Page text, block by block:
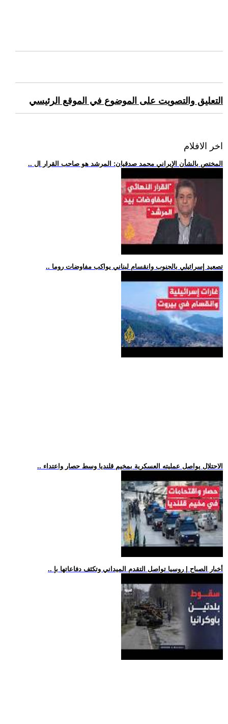
التعليق والتصويت على الموضوع في الموقع الرئيسي
اخر الافلام
.. المختص بالشأن الإيراني محمد صدقيان: المرشد هو صاحب القرار ال
.. تصعيد إسرائيلي بالجنوب وانقسام لبناني يواكب مفاوضات روما
.. الاحتلال يواصل عمليته العسكرية بمخيم قلنديا وسط حصار واعتداء
.. أخبار الصباح | روسيا تواصل التقدم الميداني وتكثف دفاعاتها بإ